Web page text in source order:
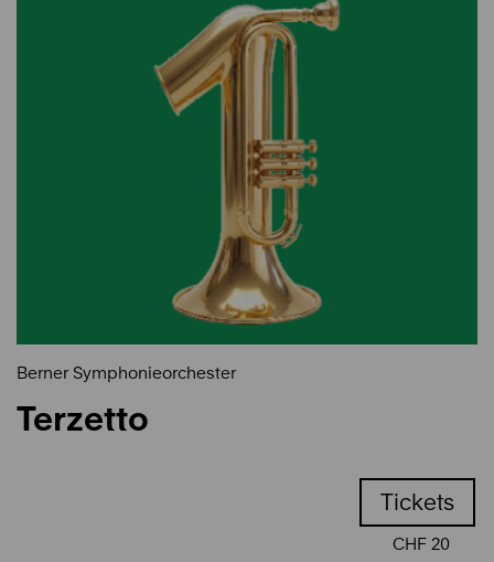
Berner Symphonieorchester
Terzetto
Tickets
CHF 20